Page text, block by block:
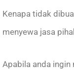
Kenapa tidak
menyewa jasa
Apabila anda